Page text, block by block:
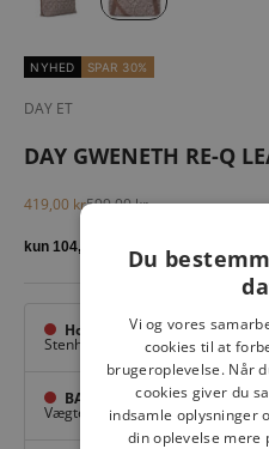
NYHED SPAR 30%
DAY ET
DAY GWENETH RE-Q
Salgspris
419,00 krNormalpris
599,00 kr
Hovedlager
Stenhuggervej 10, Odense M
BAGGI Nyborg
Vægtergade 1, Nyborg
Du
Vi og vores
cookies til at
brugeroplevelse. Når
cookies giver du
indsamle oplysninger
din oplevelse mere